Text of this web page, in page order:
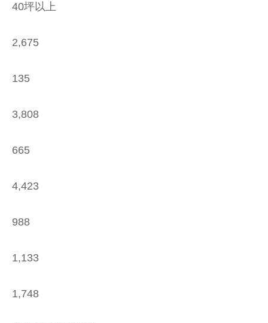
40坪以上
2,675
135
3,808
665
4,423
988
1,133
1,748